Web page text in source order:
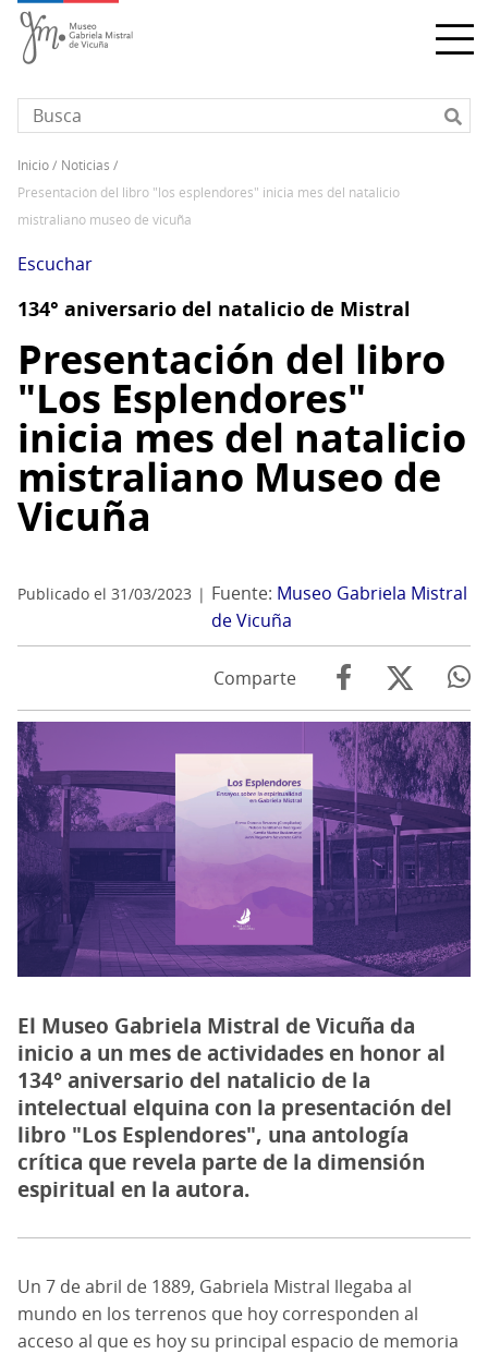
Pasar
contenido
principal
Sobrescribir
enlaces
ayuda
a
la
navegación
inicio
noticias
presentación del libro "los esplendores" inicia mes del natalicio
mistraliano museo de vicuña
Escuchar
134° aniversario del natalicio de Mistral
Presentación del libro
"Los Esplendores"
inicia mes del natalicio
mistraliano Museo de
Vicuña
Publicado el 31/03/2023 Fuente: Museo Gabriela Mistral
de Vicuña
Comparte
El Museo Gabriela Mistral de Vicuña da
inicio a un mes de actividades en honor al
134° aniversario del natalicio de la
intelectual elquina con la presentación del
libro "Los Esplendores", una antología
crítica que revela parte de la dimensión
espiritual en la autora.
Un 7 de abril de 1889, Gabriela Mistral llegaba al
mundo en los terrenos que hoy corresponden al
acceso al que es hoy su principal espacio de memoria